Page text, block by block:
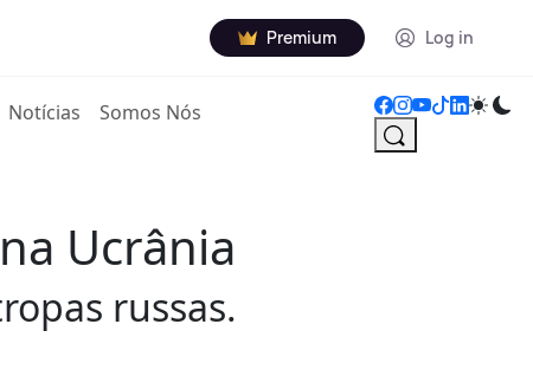
Premium Log in
Notícias Somos Nós
Ucrânia
russas.